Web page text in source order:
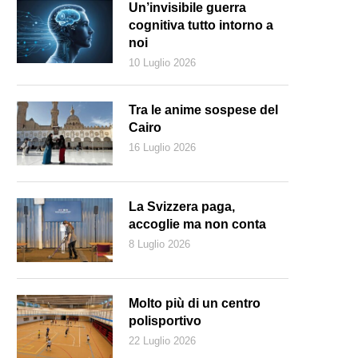
turismo sportivo andrebbe offerta una buona rete di piste ciclabili
Un’invisibile guerra
cognitiva tutto intorno a
noi
10 Luglio 2026
Tra le anime sospese del
Cairo
16 Luglio 2026
La Svizzera paga,
accoglie ma non conta
8 Luglio 2026
Molto più di un centro
polisportivo
22 Luglio 2026